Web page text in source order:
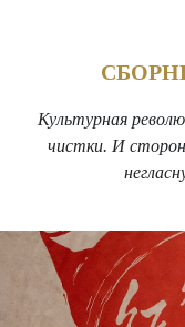
Культурная
чистки. И